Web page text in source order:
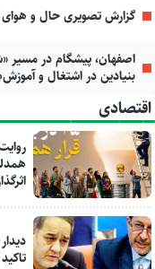
گزارش تصویری حال و هوای
اصفهان، پیشگام در مسیر
بنیادین در اشتغال و
اقتصادی